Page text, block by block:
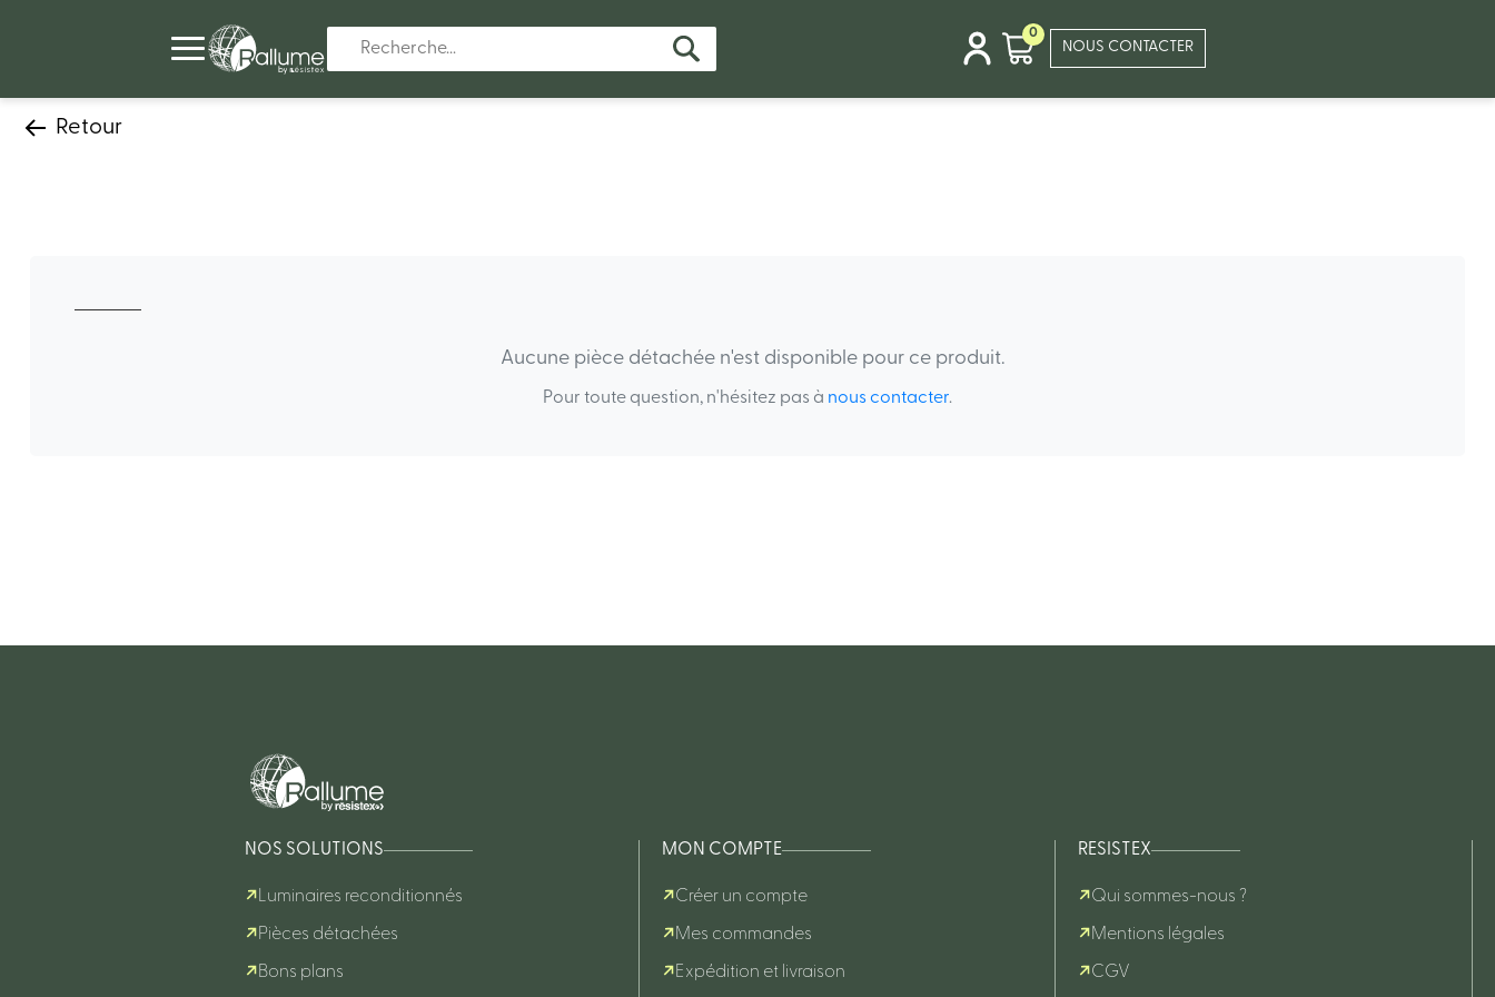
0
NOUS CONTACTER
Retour
Aucune pièce détachée n'est disponible pour ce produit.
Pour toute question, n'hésitez pas à nous contacter.
NOS SOLUTIONS
Luminaires reconditionnés
Pièces détachées
Bons plans
MON COMPTE
Créer un compte
Mes commandes
Expédition et livraison
RESISTEX
Qui sommes-nous ?
Mentions légales
CGV